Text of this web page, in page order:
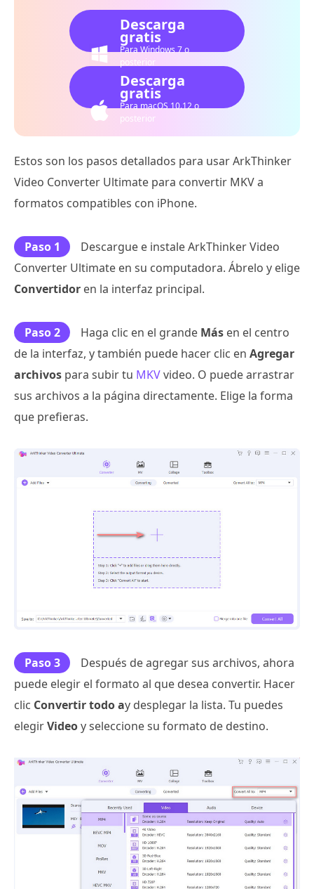
Descarga
gratis
Para Windows 7 o
posterior
Descarga
gratis
Para macOS 10.12 o
posterior
Estos son los pasos detallados para usar ArkThinker
Video Converter Ultimate para convertir MKV a
formatos compatibles con iPhone.
Paso 1
Descargue e instale ArkThinker Video
Converter Ultimate en su computadora. Ábrelo y elige
Convertidor en la interfaz principal.
Paso 2 Haga clic en el grande Más en el centro
de la interfaz, y también puede hacer clic en Agregar
archivos para subir tu MKVvideo. O puede arrastrar
sus archivos a la página directamente. Elige la forma
que prefieras.
Paso 3
Después de agregar sus archivos, ahora
puede elegir el formato al que desea convertir. Hacer
clic Convertir todo ay desplegar la lista. Tu puedes
elegirVideoy seleccione su formato de destino.